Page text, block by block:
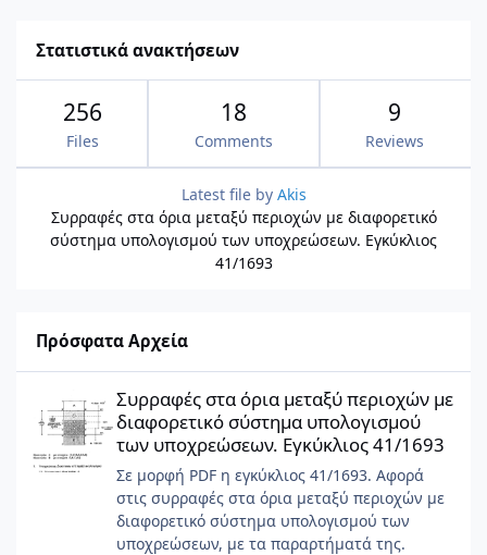
Στατιστικά ανακτήσεων
256
Files
18
Comments
9
Reviews
Latest file by Akis
Συρραφές στα όρια μεταξύ περιοχών με διαφορετικό
σύστημα υπολογισμού των υποχρεώσεων. Εγκύκλιος
41/1693
Πρόσφατα Αρχεία
Συρραφές στα όρια μεταξύ περιοχών με
διαφορετικό σύστημα υπολογισμού
των υποχρεώσεων. Εγκύκλιος 41/1693
Σε μορφή PDF η εγκύκλιος 41/1693. Αφορά
στις συρραφές στα όρια μεταξύ περιοχών με
διαφορετικό σύστημα υπολογισμού των
υποχρεώσεων, με τα παραρτήματά της.